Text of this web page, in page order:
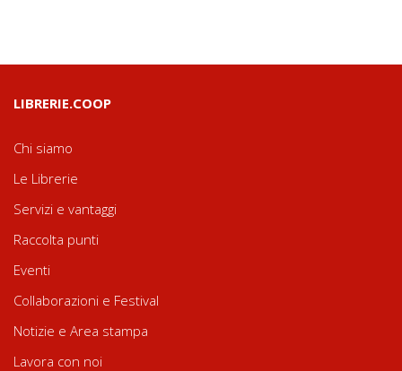
LIBRERIE.COOP
Chi siamo
Le Librerie
Servizi e vantaggi
Raccolta punti
Eventi
Collaborazioni e Festival
Notizie e Area stampa
Lavora con noi